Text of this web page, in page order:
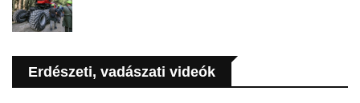
Erdészeti, vadászati videók